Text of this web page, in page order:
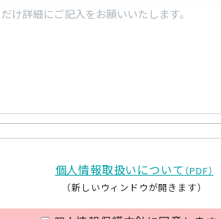
個人情報取扱いについて （PDF）
（新しいウィンドウが開きます）